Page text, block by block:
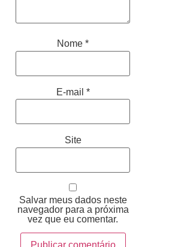
Nome *
E-mail *
Site
Salvar meus dados neste
navegador para a próxima
vez que eu comentar.